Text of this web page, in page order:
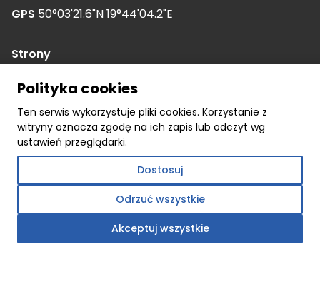
Polityka cookies
Ten serwis wykorzystuje pliki cookies. Korzystanie z
witryny oznacza zgodę na ich zapis lub odczyt wg
ustawień przeglądarki.
Dostosuj
Odrzuć wszystkie
Akceptuj wszystkie
GPS 50°03'21.6"N 19°44'04.2"E
Strony
Kariera
Nasza historia
Dokumenty
Realizacje
Polityka prywatności